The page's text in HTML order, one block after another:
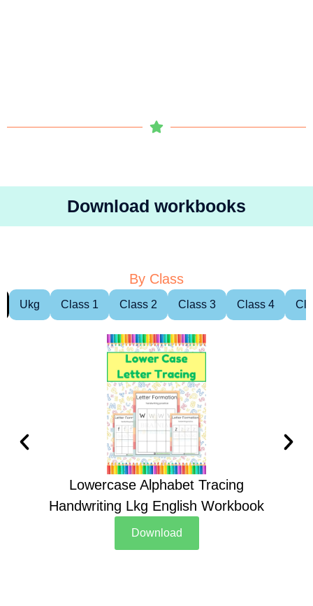
Download workbooks
By Class
Ukg Class 1 Class 2 Class 3 Class 4
Lowercase Alphabet Tracing
Handwriting Lkg English Workbook
Download